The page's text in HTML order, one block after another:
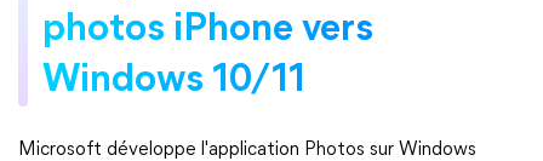
photos iPhone vers
Windows 10/11
Microsoft développe l'application Photos sur Windows